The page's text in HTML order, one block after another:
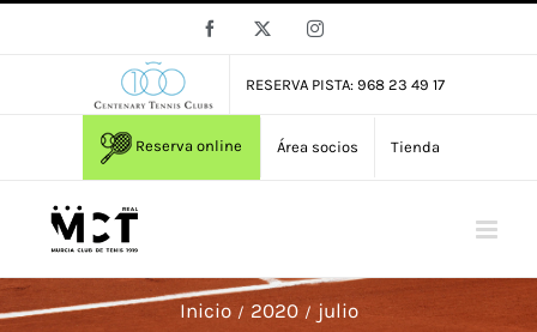
Facebook Instagram
RESERVA PISTA: 968 23 49 17
Reserva online Área socios Tienda
Inicio 2020 julio